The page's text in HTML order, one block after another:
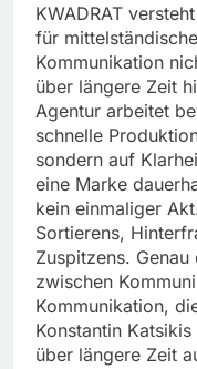
KWADRAT
für
Kommunikation
über längere Zeit
Agentur arbeitet
schnelle
sondern auf
eine Marke
kein einmaliger
Sortierens,
Zuspitzens.
zwischen
Kommunikation,
Konstantin
über längere Zeit